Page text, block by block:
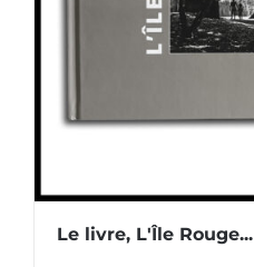
Le livre, L'Île Rouge...